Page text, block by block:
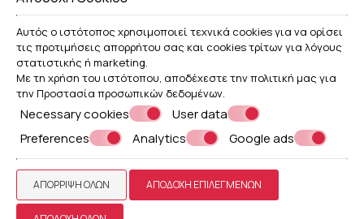
Εξερευνήστε
Covid-19
Ευρετήριο
© Powered by Marinet
︿
Αυτός ο ιστότοπος χρησιμοποιεί τεχνικά cookies για να ορίσει
τις προτιμήσεις απορρήτου σας και cookies τρίτων για λόγους
στατιστικής ή marketing.
Με τη χρήση του ιστότοπου, αποδέχεστε την πολιτική μας για
τηνΠροστασία προσωπικών δεδομένων.
Necessary cookies
User data
Preferences
Analytics Google ads
ΑΠΌΡΡΙΨΗ ΌΛΩΝ ΑΠΟΔΟΧΉ ΕΠΙΛΕΓΜΈΝΩΝ